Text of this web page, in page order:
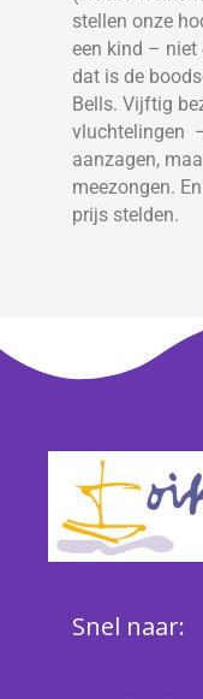
stellen onze
een kind – niet
dat is de
Bells. Vijftig
vluchtelingen
aanzagen,
meezongen.
prijs stelden.
Snel naar: